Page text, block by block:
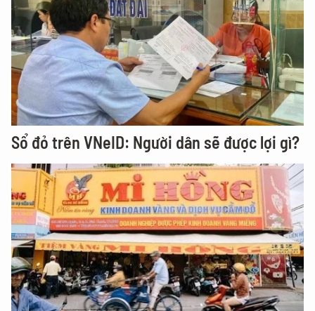
Sổ đỏ trên VNeID: Người dân sẽ được lợi gì?